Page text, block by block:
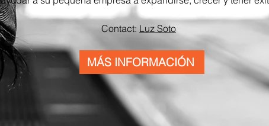
Contact: Luz Soto
MÁS INFORMACIÓN